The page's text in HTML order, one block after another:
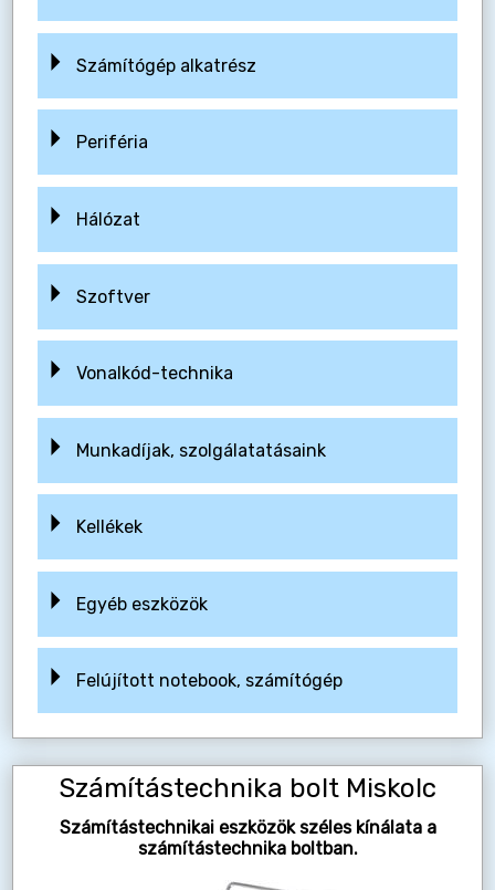
Számítógép alkatrész
Periféria
Hálózat
Szoftver
Vonalkód-technika
Munkadíjak, szolgálatatásaink
Kellékek
Egyéb eszközök
Felújított notebook, számítógép
Számítástechnika bolt Miskolc
Számítástechnikai eszközök széles kínálata a
számítástechnika boltban.